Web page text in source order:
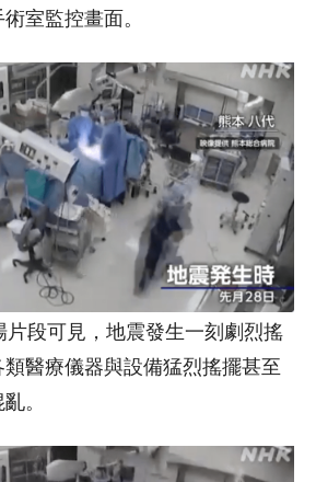
室監控畫面。
段可見，地震發生一刻劇烈搖
醫療儀器與設備猛烈搖擺甚至
。